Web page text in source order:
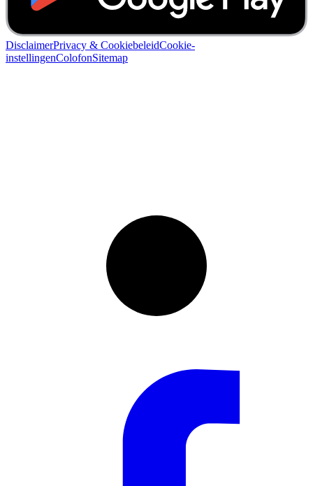
DisclaimerPrivacy & CookiebeleidCookie-
instellingenColofonSitemap